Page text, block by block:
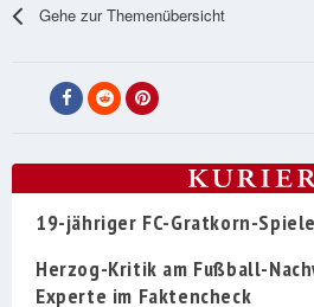
Gehe zur Themenübersicht
19-jähriger FC-Gratkorn-
Herzog-Kritik am Fußball-
Experte im Faktencheck